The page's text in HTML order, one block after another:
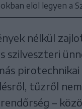
elöl legyen a
nélkül
szilveszteri
pirotechnikai
tűzről
–